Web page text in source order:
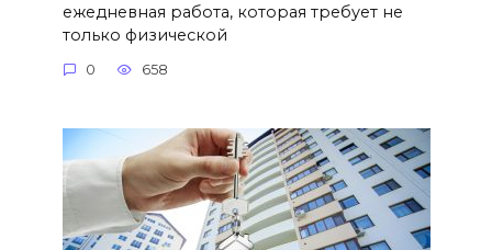
ежедневная работа, которая требует не
только физической
0 658